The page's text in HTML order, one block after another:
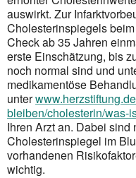
auswirkt. Zur
Cholesterinspiegels
Check ab 35 Jahren
erste Einschätzung, bis
noch normal sind und
medikamentöse
unter
bleiben/cholesterin/was-
Ihren Arzt an. Dabei sind
Cholesterinspiegel im
vorhandenen
wichtig.